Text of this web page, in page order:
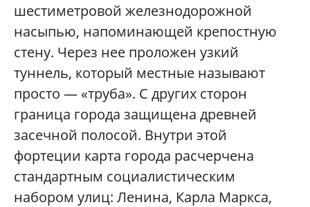
шестиметровой железнодорожной
насыпью, напоминающей крепостную
стену. Через нее проложен узкий
туннель, который местные называют
просто — «труба». С других сторон
граница города защищена древней
засечной полосой. Внутри этой
фортеции карта города расчерчена
стандартным социалистическим
набором улиц: Ленина, Карла Маркса,